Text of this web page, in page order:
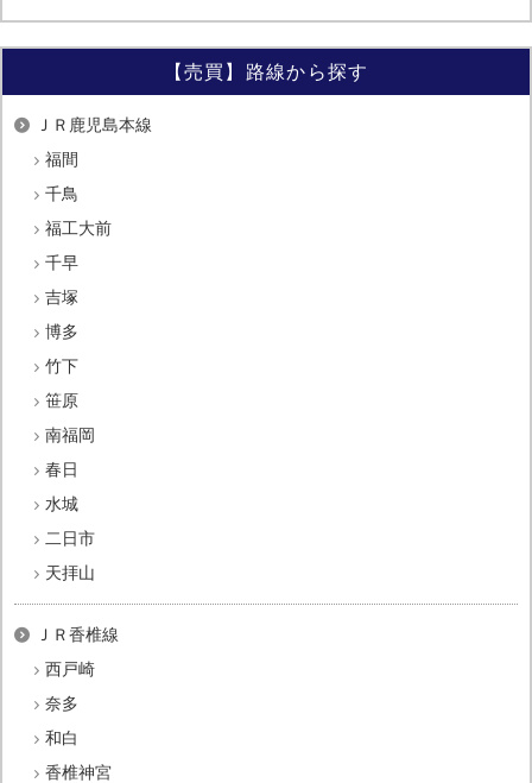
【売買】路線から探す
ＪＲ鹿児島本線
福間
千鳥
福工大前
千早
吉塚
博多
竹下
笹原
南福岡
春日
水城
二日市
天拝山
ＪＲ香椎線
西戸崎
奈多
和白
香椎神宮